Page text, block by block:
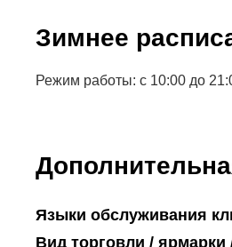
Зимнее
Режим работы: с 10:00 до
Языки обслуживания
Вид торговли / ярмарки